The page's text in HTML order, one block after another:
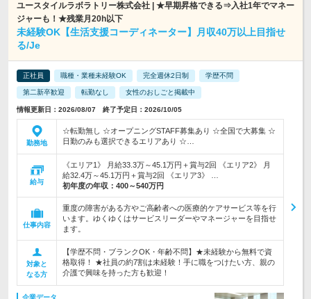
ユースタイルラボラトリー株式会社 | ★早期昇格できる⇒入社1年でマネー
ジャーも！★残業月20h以下
未経験OK【生活支援コーディネーター】月収40万以上目指せ
る/Je
正社員 職種・業種未経験OK 完全週休2日制 学歴不問
第二新卒歓迎 転勤なし 女性のおしごと掲載中
情報更新日：2026/08/07 終了予定日：2026/10/05
勤務地
☆転勤無し ☆オープニングSTAFF募集あり ☆全国で大募集 ☆
日勤のみも選択できるエリアあり ☆…
給与
《エリア1》 月給33.3万～45.1万円＋賞与2回 《エリア2》 月
給32.4万～45.1万円＋賞与2回 《エリア3》 …
初年度の年収： 400～540万円
仕事内容
重度の障害がある方やご高齢者への医療的ケアサービス等を行
います。ゆくゆくはサービスリーダーやマネージャーを目指せ
ます。
対象と
なる方
【学歴不問・ブランクOK・年齢不問】★未経験から無料で資
格取得！ ★社員の約7割は未経験！手に職をつけたい方、親の
介護で興味を持った方も歓迎！
企業データ